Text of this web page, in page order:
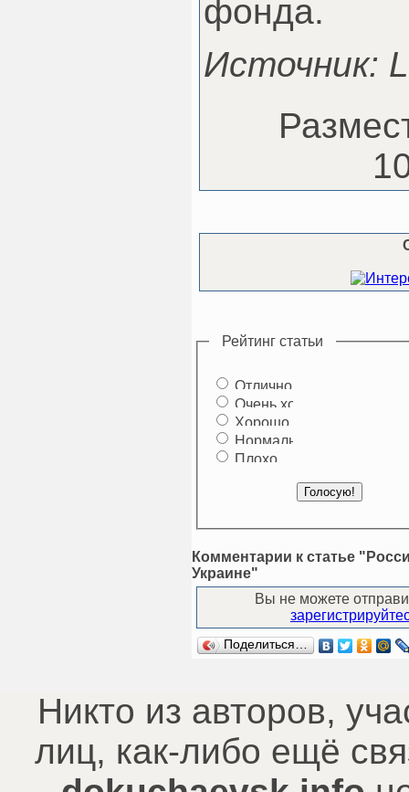
фонда.
Источник:
Рейтинг статьи
Комментарии к статье
Украине"
Вы не можете
Поделиться…
Никто из авторов,
лиц, как-либо ещё